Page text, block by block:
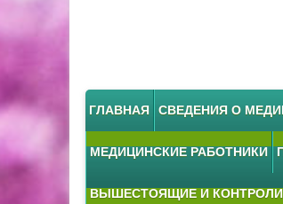
ГЛАВНАЯ СВЕДЕНИЯ О
МЕДИЦИНСКИЕ РАБОТНИКИ
ВЫШЕСТОЯЩИЕ И